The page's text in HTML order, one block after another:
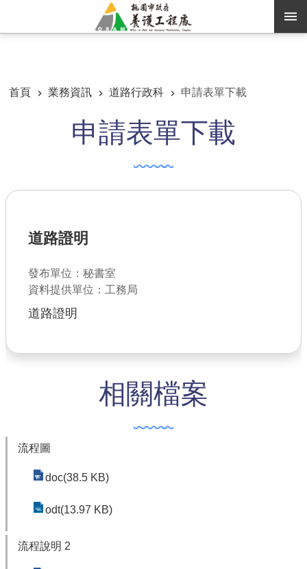
進階搜尋
便民服務
路燈
常見問答
桃園市政府
隱私權政策
首頁
業務資訊 道路行政科 申請表單下載
申請表單下載
道路證明
發布單位：秘書室
資料提供單位：工務局
道路證明
相關檔案
流程圖
doc(38.5 KB)
odt(13.97 KB)
流程說明 2